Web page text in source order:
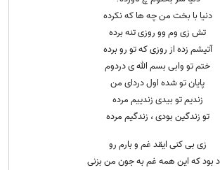
دنیا با بخت من چه ها که نکرده
تش زی وم وو روزی تنه برده
آتیشم زده از روزی که تو رو برده
ختم تو وابی بسم الله ی دردوم
پایان تو شده اول دردای من
زندیم تو بیدی زندییم مرده
تو زندگین بودی ، زندگیم مرده
زی بی کنی ایقد غم و بارم رو
بود که این همه غم به جون من بزنی